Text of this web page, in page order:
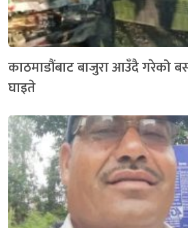
काठमाडौंबाट बाजुरा आउँदै गरेको
घाइते